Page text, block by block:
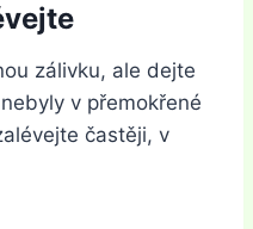
zálivku, ale dejte
v přemokřené
častěji, v